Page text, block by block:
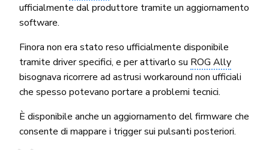
ufficialmente dal produttore tramite un aggiornamento
software.
Finora non era stato reso ufficialmente disponibile
tramite driver specifici, e per attivarlo su ROG Ally
bisognava ricorrere ad astrusi workaround non ufficiali
che spesso potevano portare a problemi tecnici.
È disponibile anche un aggiornamento del firmware che
consente di mappare i trigger sui pulsanti posteriori.